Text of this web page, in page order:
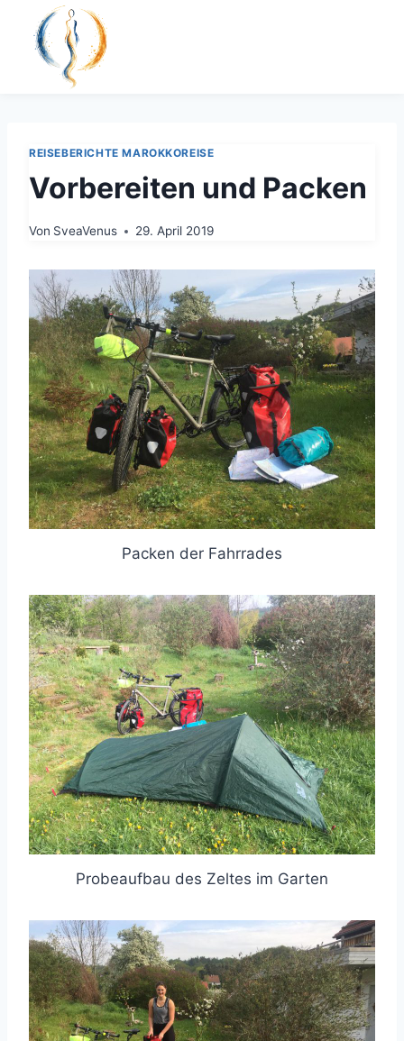
Inhalt
springen
REISEBERICHTE MAROKKOREISE
Vorbereiten und Packen
Von SveaVenus 29. April 2019
Packen der Fahrrades
Probeaufbau des Zeltes im Garten